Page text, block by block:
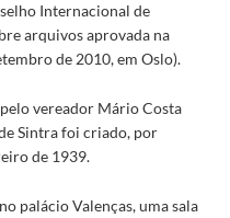
Internacional de
arquivos aprovada na
de 2010, em Oslo).
vereador Mário Costa
Sintra foi criado, por
de 1939.
palácio Valenças, uma sala